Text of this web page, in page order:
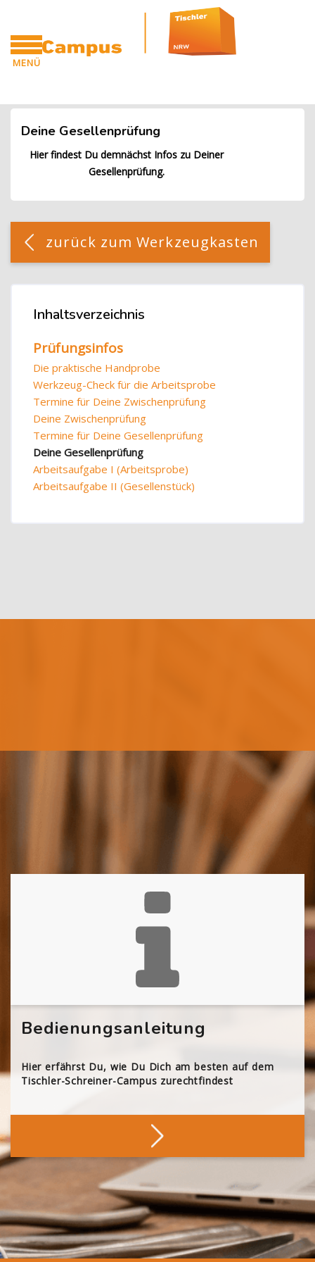
MENÜ
Zum Hauptinhalt
Blöcke
Blöcke
Deine Gesellenprüfung
Hier findest Du demnächst Infos zu Deiner
Gesellenprüfung.
Blöcke
[Cocoon] Custom HTML überspringen
zurück zum Werkzeugkasten
Inhaltsverzeichnis überspringen
Inhaltsverzeichnis
Prüfungsinfos
Die praktische Handprobe
Werkzeug-Check für die Arbeitsprobe
Termine für Deine Zwischenprüfung
Deine Zwischenprüfung
Termine für Deine Gesellenprüfung
Deine Gesellenprüfung
Arbeitsaufgabe I (Arbeitsprobe)
Arbeitsaufgabe II (Gesellenstück)
Bedienungsanleitung
Hier erfährst Du, wie Du Dich am besten auf dem
Tischler-Schreiner-Campus zurechtfindest